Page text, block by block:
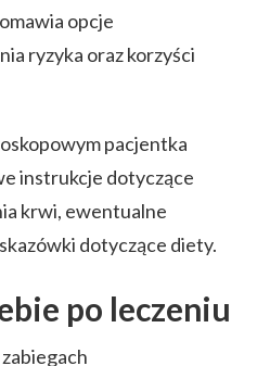
opcje
ryzyka oraz korzyści
pacjentka
instrukcje dotyczące
krwi, ewentualne
dotyczące diety.
po leczeniu